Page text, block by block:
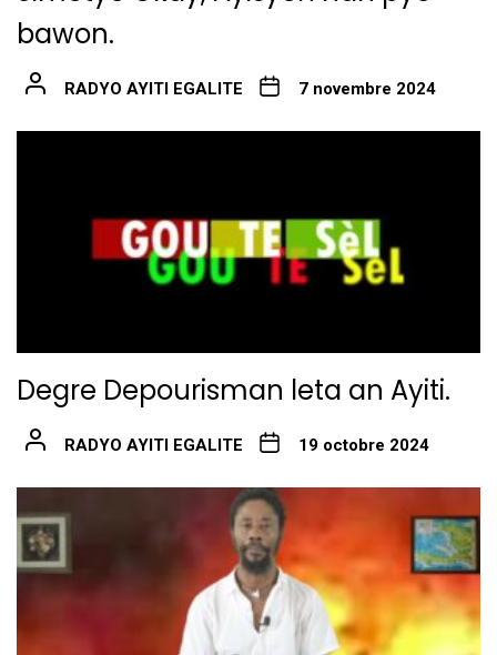
bawon.
RADYO AYITI EGALITE 7 novembre 2024
Degre Depourisman leta an Ayiti.
RADYO AYITI EGALITE 19 octobre 2024